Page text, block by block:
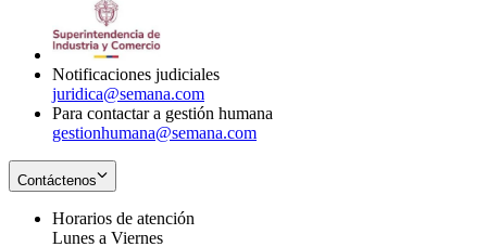
Notificaciones judiciales
juridica@semana.com
Para contactar a gestión humana
gestionhumana@semana.com
Contáctenos
Horarios de atención
Lunes a Viernes